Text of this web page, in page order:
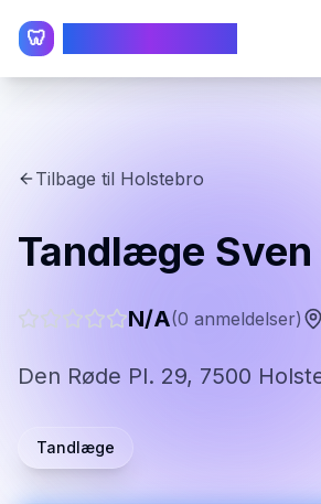
🦷
Tilbage til Holstebro
Tandlæge
N/A(0 anmeldelser)
Den Røde Pl. 29, 7500
Tandlæge